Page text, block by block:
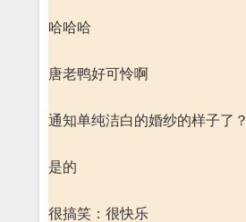
哈哈哈
唐老鸭好可怜啊
通知单纯洁白的婚纱的样子了？
是的
很搞笑：很快乐